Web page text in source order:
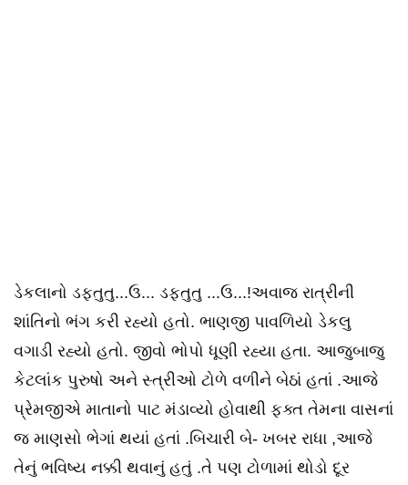
ડેકલાનો ડફતુતુ...ઉ... ડફતુતુ ...ઉ...!અવાજ રાત્રીની
શાંતિનો ભંગ કરી રહ્યો હતો. ભાણજી પાવળિયો ડેકલુ
વગાડી રહ્યો હતો. જીવો ભોપો ધૂણી રહ્યા હતા. આજુબાજુ
કેટલાંક પુરુષો અને સ્ત્રીઓ ટોળે વળીને બેઠાં હતાં .આજે
પ્રેમજીએ માતાનો પાટ મંડાવ્યો હોવાથી ફક્ત તેમના વાસનાં
જ માણસો ભેગાં થયાં હતાં .બિચારી બે- ખબર રાધા ,આજે
તેનું ભવિષ્ય નક્કી થવાનું હતું .તે પણ ટોળામાં થોડો દૂર